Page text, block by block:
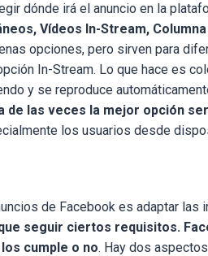
dónde irá el anuncio en la
Vídeos In-Stream,
opciones, pero sirven para
In-Stream. Lo que hace es
y se reproduce
de las veces la mejor opción
los usuarios desde
de Facebook es adaptar las
seguir ciertos requisitos.
cumple o no. Hay dos